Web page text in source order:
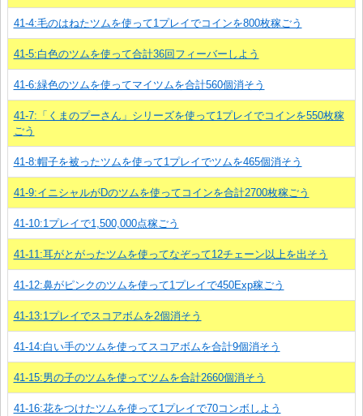
41-4:毛のはねたツムを使って1プレイでコインを800枚稼ごう
41-5:白色のツムを使って合計36回フィーバーしよう
41-6:緑色のツムを使ってマイツムを合計560個消そう
41-7:「くまのプーさん」シリーズを使って1プレイでコインを550枚稼
ごう
41-8:帽子を被ったツムを使って1プレイでツムを465個消そう
41-9:イニシャルがDのツムを使ってコインを合計2700枚稼ごう
41-10:1プレイで1,500,000点稼ごう
41-11:耳がとがったツムを使ってなぞって12チェーン以上を出そう
41-12:鼻がピンクのツムを使って1プレイで450Exp稼ごう
41-13:1プレイでスコアボムを2個消そう
41-14:白い手のツムを使ってスコアボムを合計9個消そう
41-15:男の子のツムを使ってツムを合計2660個消そう
41-16:花をつけたツムを使って1プレイで70コンボしよう